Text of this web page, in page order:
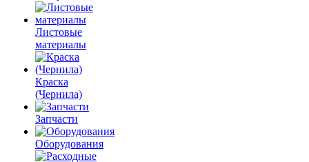
Листовые
материалы
Краска
(Чернила)
Запчасти
Оборудования